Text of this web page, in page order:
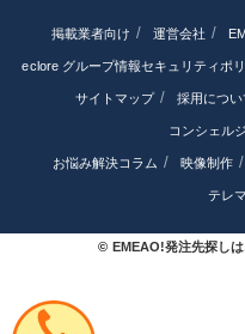
掲載業者向け 運営会社
eclore グループ情報セキュリティポ
サイトマップ 採用につい
コンシェル
お悩み解決コラム 映像制作
テレ
© EMEAO!発注先探し